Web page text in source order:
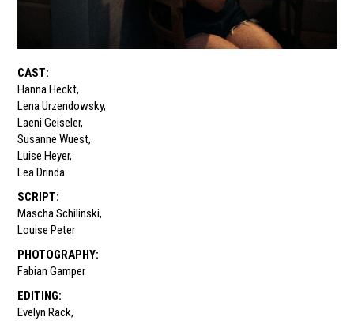
CAST:
Hanna Heckt,
Lena Urzendowsky,
Laeni Geiseler,
Susanne Wuest,
Luise Heyer,
Lea Drinda
SCRIPT:
Mascha Schilinski,
Louise Peter
PHOTOGRAPHY:
Fabian Gamper
EDITING:
Evelyn Rack,